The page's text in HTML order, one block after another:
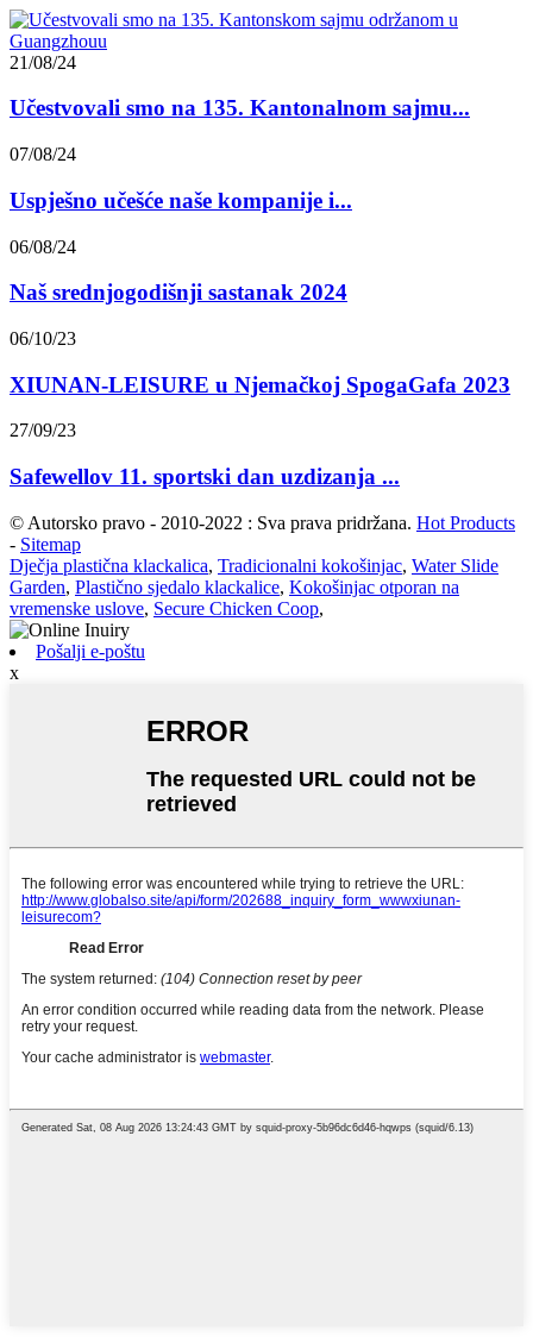
21/08/24
Učestvovali smo na 135. Kantonalnom sajmu...
07/08/24
Uspješno učešće naše kompanije i...
06/08/24
Naš srednjogodišnji sastanak 2024
06/10/23
XIUNAN-LEISURE u Njemačkoj SpogaGafa 2023
27/09/23
Safewellov 11. sportski dan uzdizanja ...
© Autorsko pravo - 2010-2022 : Sva prava pridržana. Hot Products
- Sitemap
Dječja plastična klackalica, Tradicionalni kokošinjac, Water Slide
Garden, Plastično sjedalo klackalice, Kokošinjac otporan na
vremenske uslove, Secure Chicken Coop,
Pošalji e-poštu
x